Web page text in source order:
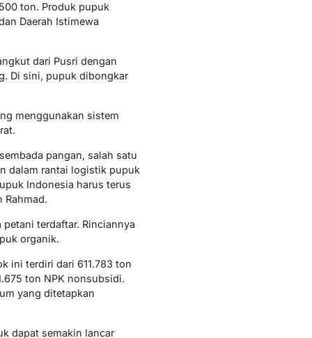
ton. Produk pupuk
Daerah Istimewa
dari Pusri dengan
Di sini, pupuk dibongkar
menggunakan sistem
pangan, salah satu
dalam rantai logistik pupuk
Indonesia harus terus
Rahmad.
terdaftar. Rinciannya
organik.
ini terdiri dari 611.783 ton
ton NPK nonsubsidi.
yang ditetapkan
dapat semakin lancar